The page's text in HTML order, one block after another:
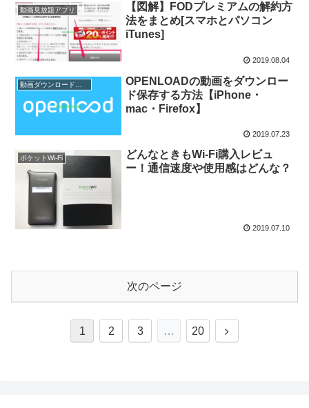
動画見放題アプリ
【図解】FODプレミアムの解約方
法をまとめ[スマホとパソコン
iTunes]
2019.08.04
OPENLOADの動画をダウンロー
ド保存する方法【iPhone・
mac・Firefox】
2019.07.23
ポケットWi-Fi
どんなときもWi-Fi購入レビュ
ー！通信速度や使用感はどんな？
2019.07.10
次のページ
1 2 3 … 20
次